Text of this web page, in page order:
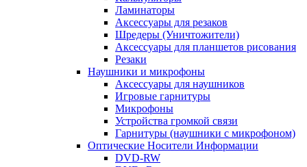
Ламинаторы
Аксессуары для резаков
Шредеры (Уничтожители)
Аксессуары для планшетов рисования
Резаки
Наушники и микрофоны
Аксессуары для наушников
Игровые гарнитуры
Микрофоны
Устройства громкой связи
Гарнитуры (наушники с микрофоном)
Оптические Носители Информации
DVD-RW